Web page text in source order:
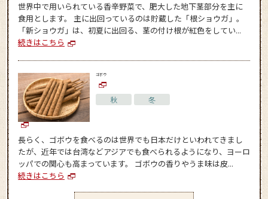
世界中で用いられている香辛野菜で、肥大した地下茎部分を主に
食用とします。 主に出回っているのは貯蔵した「根ショウガ」。
「新ショウガ」は、初夏に出回る、茎の付け根が紅色をしてい...
続きはこちら
ゴボウ
秋 冬
長らく、ゴボウを食べるのは世界でも日本だけといわれてきまし
たが、近年では台湾などアジアでも食べられるようになり、ヨーロ
ッパでの関心も高まっています。 ゴボウの香りやうま味は皮...
続きはこちら